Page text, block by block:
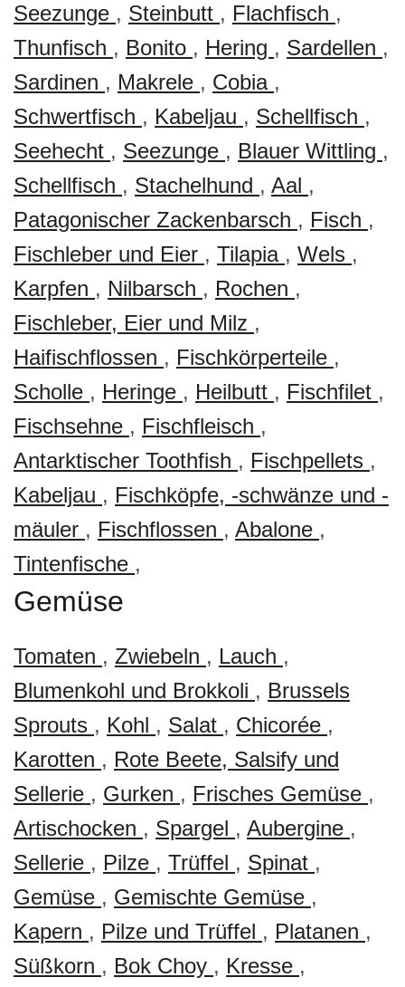
Seezunge , Steinbutt , Flachfisch ,
Thunfisch , Bonito , Hering , Sardellen ,
Sardinen , Makrele , Cobia ,
Schwertfisch , Kabeljau , Schellfisch ,
Seehecht , Seezunge , Blauer Wittling ,
Schellfisch , Stachelhund , Aal ,
Patagonischer Zackenbarsch , Fisch ,
Fischleber und Eier , Tilapia , Wels ,
Karpfen , Nilbarsch , Rochen ,
Fischleber, Eier und Milz ,
Haifischflossen , Fischkörperteile ,
Scholle , Heringe , Heilbutt , Fischfilet ,
Fischsehne , Fischfleisch ,
Antarktischer Toothfish , Fischpellets ,
Kabeljau , Fischköpfe, -schwänze und -
mäuler , Fischflossen , Abalone ,
Tintenfische ,
Gemüse
Tomaten , Zwiebeln , Lauch ,
Blumenkohl und Brokkoli , Brussels
Sprouts , Kohl , Salat , Chicorée ,
Karotten , Rote Beete, Salsify und
Sellerie , Gurken , Frisches Gemüse ,
Artischocken , Spargel , Aubergine ,
Sellerie , Pilze , Trüffel , Spinat ,
Gemüse , Gemischte Gemüse ,
Kapern , Pilze und Trüffel , Platanen ,
Süßkorn , Bok Choy , Kresse ,